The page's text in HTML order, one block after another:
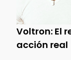
Voltron: El
acción real